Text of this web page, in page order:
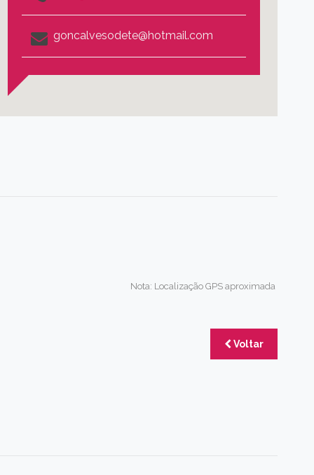
goncalvesodete@hotmail.com
Nota: Localização GPS aproximada
Voltar